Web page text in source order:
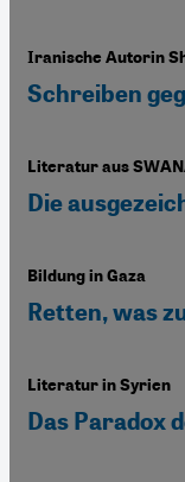
Iranische Autorin
Schreiben
Literatur aus
Die
Bildung in Gaza
Retten, was
Literatur in Syrien
Das Paradox